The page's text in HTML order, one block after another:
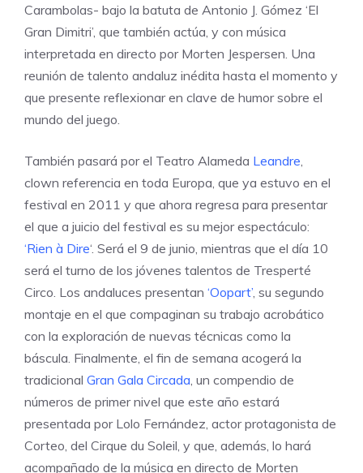
Carambolas- bajo la batuta de Antonio J. Gómez ‘El
Gran Dimitri’, que también actúa, y con música
interpretada en directo por Morten Jespersen. Una
reunión de talento andaluz inédita hasta el momento y
que presente reflexionar en clave de humor sobre el
mundo del juego.
También pasará por el Teatro Alameda Leandre
clown referencia en toda Europa, que ya estuvo en el
festival en 2011 y que ahora regresa para presentar
el que a juicio del festival es su mejor espectáculo:
‘Rien à Dire‘. Será el 9 de junio, mientras que el día 10
será el turno de los jóvenes talentos de Tresperté
Circo. Los andaluces presentan ‘Oopart’ , su segundo
montaje en el que compaginan su trabajo acrobático
con la exploración de nuevas técnicas como la
báscula. Finalmente, el fin de semana acogerá la
tradicional Gran Gala Circada , un compendio de
números de primer nivel que este año estará
presentada por Lolo Fernández, actor protagonista de
Corteo, del Cirque du Soleil, y que, además, lo hará
acompañado de la música en directo de Morten